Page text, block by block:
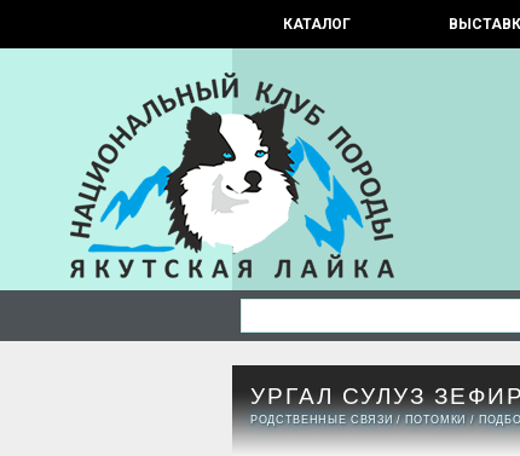
КАТАЛОГ
УРГАЛ СУЛУЗ
РОДСТВЕННЫЕ СВЯЗИ /ПОТОМКИ /